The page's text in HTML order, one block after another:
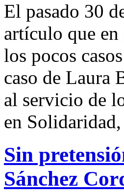
El pasado 30
artículo que en
los pocos
caso de Laura
al servicio de
en
Sin
Sánchez